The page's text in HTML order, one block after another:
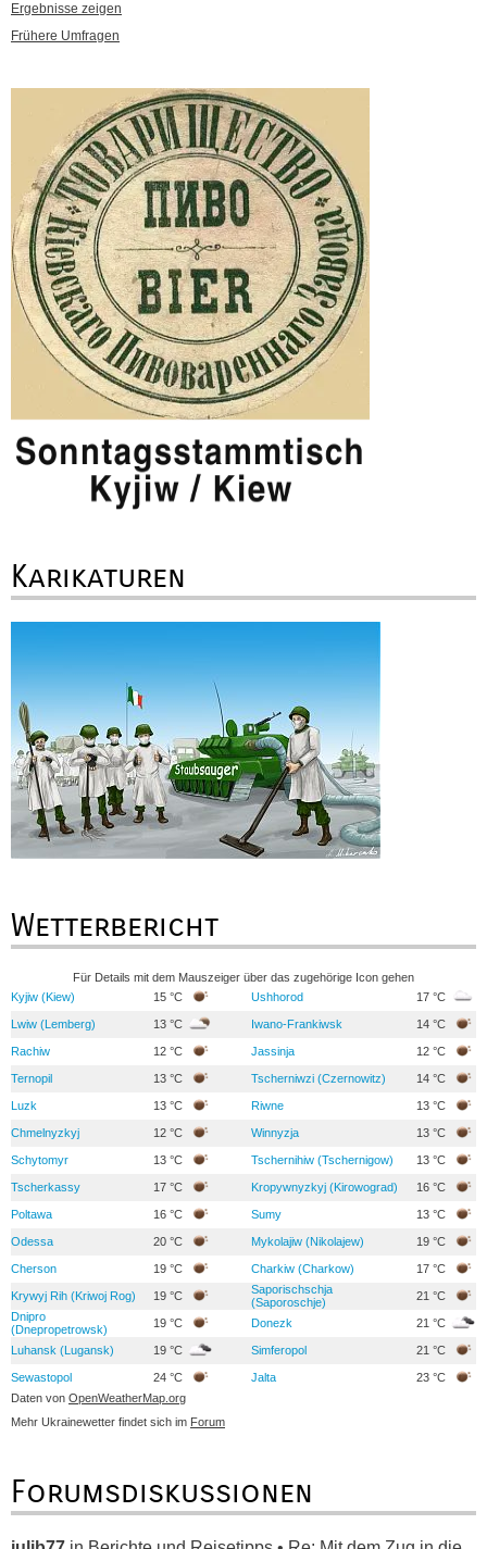
Ergebnisse zeigen
Frühere Umfragen
Karikaturen
Wetterbericht
Für Details mit dem Mauszeiger über das zugehörige Icon gehen
Kyjiw (Kiew)
15 °C Ushhorod 17 °C
Lwiw (Lemberg) 13 °C Iwano-Frankiwsk 14 °C
Rachiw 12 °C Jassinja 12 °C
Ternopil 13 °C Tscherniwzi (Czernowitz) 14 °C
Luzk 13 °C Riwne 13 °C
Chmelnyzkyj 12 °C Winnyzja 13 °C
Schytomyr 13 °C Tschernihiw (Tschernigow) 13 °C
Tscherkassy 17 °C Kropywnyzkyj (Kirowograd) 16 °C
Poltawa 16 °C Sumy 13 °C
Odessa 20 °C Mykolajiw (Nikolajew) 19 °C
Cherson 19 °C Charkiw (Charkow) 17 °C
Krywyj Rih (Kriwoj Rog) 19 °C
Saporischschja
(Saporoschje)
21 °C
Dnipro
(Dnepropetrowsk)
19 °C Donezk 21 °C
Luhansk (Lugansk) 19 °C Simferopol 21 °C
Sewastopol 24 °C Jalta
23 °C
Daten von OpenWeatherMap.org
Mehr Ukrainewetter findet sich im Forum
Forumsdiskussionen